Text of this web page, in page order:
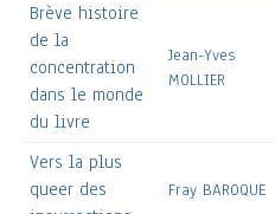
Brève histoire
de la
concentration
dans le monde
du livre
Jean-Yves
MOLLIER
Vers la plus
queer des
Fray BAROQUE